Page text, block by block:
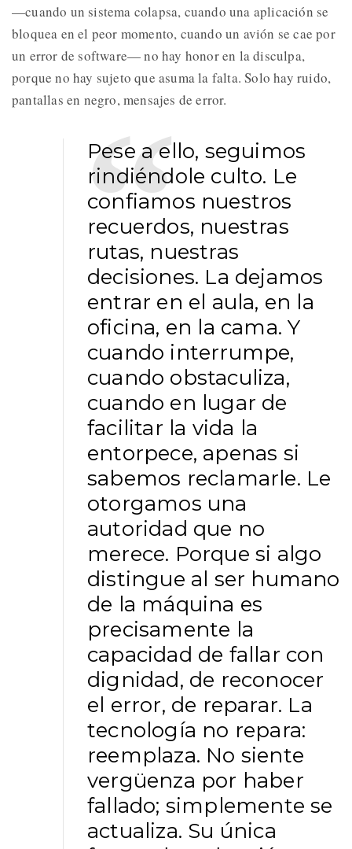
—cuando un sistema colapsa, cuando una aplicación se
bloquea en el peor momento, cuando un avión se cae por
un error de software— no hay honor en la disculpa,
porque no hay sujeto que asuma la falta. Solo hay ruido,
pantallas en negro, mensajes de error.
Pese a ello, seguimos
rindiéndole culto. Le
confiamos nuestros
recuerdos, nuestras
rutas, nuestras
decisiones. La dejamos
entrar en el aula, en la
oficina, en la cama. Y
cuando interrumpe,
cuando obstaculiza,
cuando en lugar de
facilitar la vida la
entorpece, apenas si
sabemos reclamarle. Le
otorgamos una
autoridad que no
merece. Porque si algo
distingue al ser humano
de la máquina es
precisamente la
capacidad de fallar con
dignidad, de reconocer
el error, de reparar. La
tecnología no repara:
reemplaza. No siente
vergüenza por haber
fallado; simplemente se
actualiza. Su única